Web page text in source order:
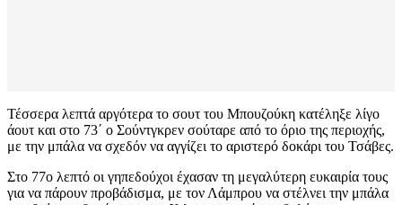
Τέσσερα λεπτά αργότερα το σουτ του Μπουζούκη κατέληξε λίγο
άουτ και στο 73΄ ο Σούντγκρεν σούταρε από το όριο της περιοχής,
με την μπάλα να σχεδόν να αγγίζει το αριστερό δοκάρι του Τσάβες.
Στο 77ο λεπτό οι γηπεδούχοι έχασαν τη μεγαλύτερη ευκαιρία τους
για να πάρουν προβάδισμα, με τον Λάμπρου να στέλνει την μπάλα